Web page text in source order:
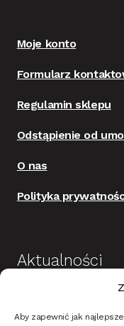
Aby zapewnić jak
Moje konto
Formularz
Regulamin sklepu
Odstąpienie od
O nas
Polityka
Aktualności
Budowa i